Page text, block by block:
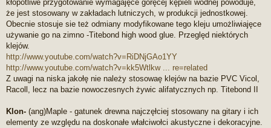
kłopotliwe przygotowanie wymagajęce goręcej kępieli wodnej powoduje,
że jest stosowany w zakładach lutniczych, w produkcji jednostkowej.
Obecnie stosuje sie też odmiany modyfikowane tego kleju umożliwiajęce
używanie go na zimno -Titebond high wood glue. Przeględ niektórych
klejów.
http://www.youtube.com/watch?v=RiDNjGAo1YY
http://www.youtube.com/watch?v=kk5Wtlkw ... re=related
Z uwagi na niska jakołę nie należy stosowaę klejów na bazie PVC Vicol,
Racoll, lecz na bazie nowoczesnych żywic alifatycznych np. Titebond II
Klon- (ang)Maple - gatunek drewna najczęłciej stosowany na gitary i ich
elementy ze względu na doskonałe włałciwołci akustyczne i dekoracyjne.